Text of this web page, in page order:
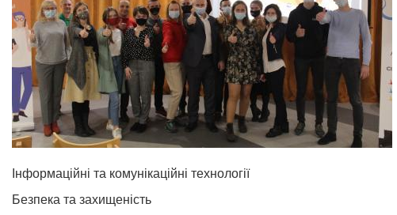
Інформаційні та комунікаційні технології
Безпека та захищеність